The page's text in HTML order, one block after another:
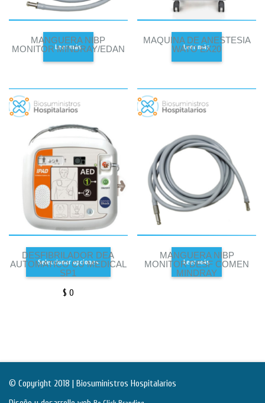
MANGUERA NIBP
MONITOR MINDRAY/EDAN
Leer más
MAQUINA DE ANESTESIA
WATO EX20
Leer más
DESFIBRILADOR DEA
AUTOMATICO CU MEDICAL
SP1
$ 0
Seleccionar opciones
MANGUERA NIBP
MONITOR DESF COMEN
MINDRAY
Leer más
© Copyright 2018 | Biosuministros Hospitalarios